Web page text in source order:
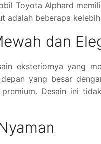
Toyota Alphard
adalah beberapa
dan
eksteriornya yang
yang besar
Desain ini